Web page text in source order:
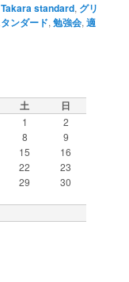
Takara standard, グリ
ンダード,勉強会,適
土 日
1
2
8
9
15
16
22
23
29
30